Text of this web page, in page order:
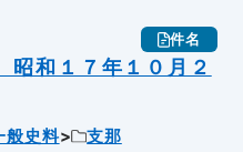
件名
和１７年１０月２
般史料
支那